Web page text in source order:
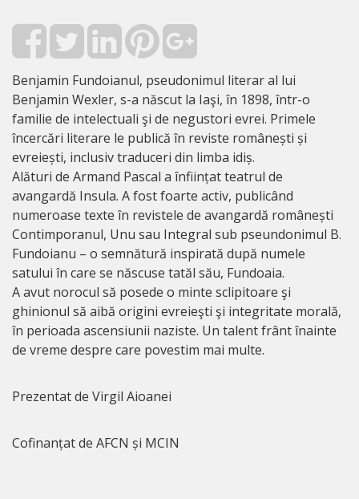
Benjamin Fundoianul, pseudonimul literar al lui
Benjamin Wexler, s-a născut la Iaşi, în 1898, într-o
familie de intelectuali şi de negustori evrei. Primele
încercări literare le publică în reviste românești și
evreiești, inclusiv traduceri din limba idiș.
Alături de Armand Pascal a înființat teatrul de
avangardă Insula. A fost foarte activ, publicând
numeroase texte în revistele de avangardă românești
Contimporanul, Unu sau Integral sub pseundonimul B.
Fundoianu – o semnătură inspirată după numele
satului în care se născuse tatăl său, Fundoaia.
A avut norocul să posede o minte sclipitoare şi
ghinionul să aibă origini evreieşti şi integritate morală,
în perioada ascensiunii naziste. Un talent frânt înainte
de vreme despre care povestim mai multe.
Prezentat de Virgil Aioanei
Cofinanțat de AFCN și MCIN